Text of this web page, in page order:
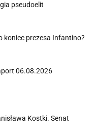
pseudoelit
koniec prezesa Infantino?
06.08.2026
Kostki. Senat